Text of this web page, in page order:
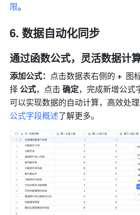
限。
数据自动化同步
通过函数公式，灵活数据计
添加公式： 点击数据表右侧的 +
图
择 公式，点击 确定，完成新增公式
可以实现数据的自动计算，高效处
公式字段概述了解更多。